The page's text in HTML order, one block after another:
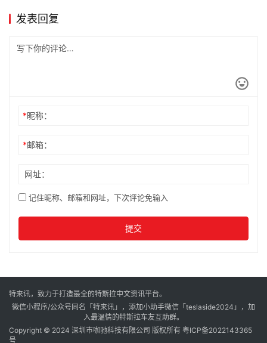
发表回复
*昵称：
*邮箱：
网址：
记住昵称、邮箱和网址，下次评论免输入
提交
特来讯，致力于打造最全的特斯拉中文资讯平台。
微信小程序/公众号同名「特来讯」，添加小助手微信「teslaside2024」，加
入最温情的特斯拉车友互助群。
Copyright © 2024 深圳市咖驰科技有限公司 版权所有 粤ICP备2022143365
号